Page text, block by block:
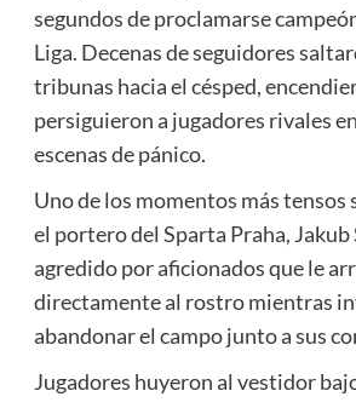
segundos de proclamarse
Liga. Decenas de seguidores
tribunas hacia el césped,
persiguieron a jugadores rivales
escenas de pánico.
Uno de los momentos más tensos
el portero del Sparta Praha,
agredido por aficionados que le
directamente al rostro mientras
abandonar el campo junto a sus
Jugadores huyeron al vestidor